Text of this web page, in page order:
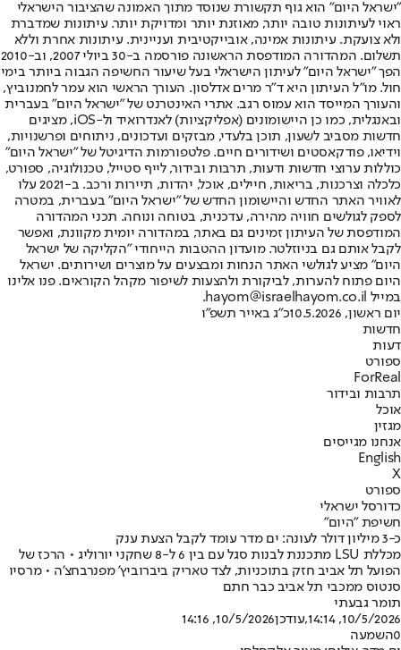
"ישראל היום" הוא גוף תקשורת שנוסד מתוך האמונה שהציבור הישראלי
ראוי לעיתונות טובה יותר, מאוזנת יותר ומדויקת יותר. עיתונות שמדברת
ולא צועקת. עיתונות אמינה, אובייקטיבית ועניינית. עיתונות אחרת וללא
תשלום. המהדורה המודפסת הראשונה פורסמה ב-30 ביולי 2007, וב-2010
הפך "ישראל היום" לעיתון הישראלי בעל שיעור החשיפה הגבוה ביותר בימי
חול. מו"ל העיתון היא ד"ר מרים אדלסון. העורך הראשי הוא עמר לחמנוביץ,
והעורך המייסד הוא עמוס רגב. אתרי האינטרנט של "ישראל היום" בעברית
ובאנגלית, כמו כן היישומונים (אפליקציות) לאנדרואיד ול-iOS, מציגים
חדשות מסביב לשעון, תוכן בלעדי, מבזקים ועדכונים, ניתוחים ופרשנויות,
וידיאו, פודקאסטים ושידורים חיים. פלטפורמות הדיגיטל של "ישראל היום"
כוללות ערוצי חדשות ודעות, תרבות ובידור, לייף סטייל, טכנולוגיה, ספורט,
כלכלה וצרכנות, בריאות, חיילים, אוכל, יהדות, תיירות ורכב. ב-2021 עלו
לאוויר האתר החדש והיישומון החדש של "ישראל היום" בעברית, במטרה
לספק לגולשים חוויה מהירה, עדכנית, בטוחה ונוחה. תכני המהדורה
המודפסת של העיתון זמינים גם באתר, במהדורה יומית מקוונת, ואפשר
לקבל אותם גם בניוזלטר. מועדון ההטבות הייחודי "הקליקה של ישראל
היום" מציע לגולשי האתר הנחות ומבצעים על מוצרים ושירותים. ישראל
היום פתוח להערות, לביקורת ולהצעות לשיפור מקהל הקוראים. פנו אלינו
במייל hayom@israelhayom.co.il.
יום ראשון, 10.5.2026
כ"ג באייר תשפ"ו
חדשות
דעות
ספורט
ForReal
תרבות ובידור
אוכל
מגזין
אנחנו מגייסים
English
X
ספורט
כדורסל ישראלי
חשיפת "היום"
כ-3 מיליון דולר לעונה: ים מדר עומד לקבל הצעת ענק
מכללת LSU מתכננת לבנות סגל עם בין 6 ל-8 שחקני יורוליג • הרכז של
הפועל תל אביב חזק בתוכניות, לצד טאריק ביברוביץ' מפנרבחצ'ה • מרסיו
סנטוס ממכבי תל אביב כבר חתם
תומר גבעתי
10/5/2026, 14:14
,עודכן10/5/2026, 14:16
0השמעה